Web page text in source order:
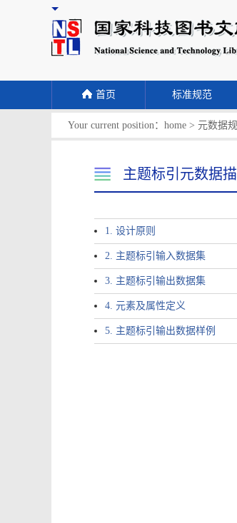
首页 标准规范
Your current position： home > 元数据
主题标引元数据
1. 设计原则
2. 主题标引输入数据集
3. 主题标引输出数据集
4. 元素及属性定义
5. 主题标引输出数据样例